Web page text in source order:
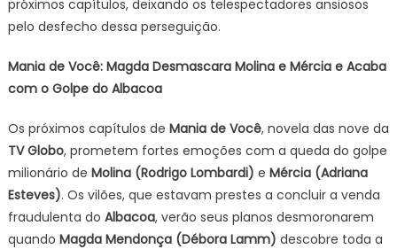
próximos capítulos, deixando os telespectadores ansiosos
pelo desfecho dessa perseguição.
Mania de Você: Magda Desmascara Molina e Mércia e Acaba
com o Golpe do Albacoa
Os próximos capítulos de Mania de Você, novela das nove da
TV Globo, prometem fortes emoções com a queda do golpe
milionário de Molina (Rodrigo Lombardi) e Mércia (Adriana
Esteves). Os vilões, que estavam prestes a concluir a venda
fraudulenta do Albacoa, verão seus planos desmoronarem
quando Magda Mendonça (Débora Lamm) descobre toda a